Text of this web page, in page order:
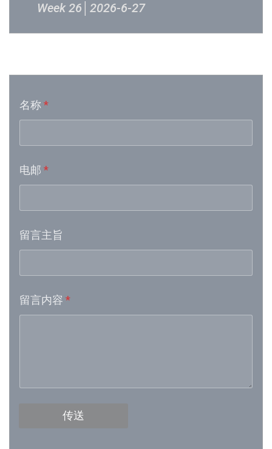
Week 26│2026-6-27
Week 23│2026-6-5
Week 21│2026-5-23
Week 18│2026-5-2
Week 16│2026-4-18
Week 13│2026-3-28
名称 *
电邮 *
留言主旨
留言内容 *
传送